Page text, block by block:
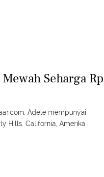
Seharga Rp
Adele mempunyai
Hills, California, Amerika